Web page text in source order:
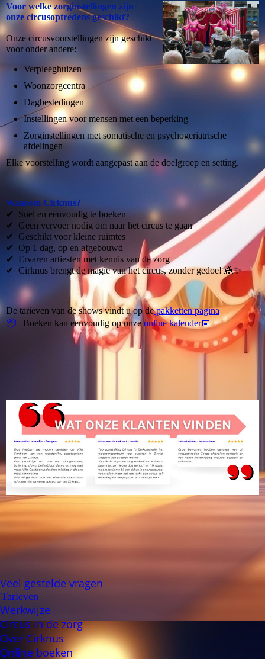
Voor welke zorginstellingen zijn
onze circusoptredens geschikt?
Onze circusvoorstellingen zijn geschikt
voor onder andere:
Verpleeghuizen
Woonzorgcentra
Dagbestedingen
Instellingen voor mensen met een beperking
Zorginstellingen met somatische en psychogeriatrische
afdelingen
Elke voorstelling wordt aangepast aan de doelgroep en setting.
Waarom Cirknus?
✔ Snel en eenvoudig te boeken
✔ Geen vervoer nodig om naar het circus te gaan
✔ Geschikt voor kleine ruimtes
✔ Op 1 dag, op en afgebouwd
✔ Ervaren artiesten met kennis van de zorg
✔ Cirknus brengt de magie van het circus, zonder gedoe! 🎪✨
De tarieven van de shows vindt u op depakketten pagina
📦 | Boeken kan eenvoudig op onzeonline kalender📅
Veel gestelde vragen
Tarieven
Werkwijze
Circus in de zorg
Over Cirknus
Online boeken